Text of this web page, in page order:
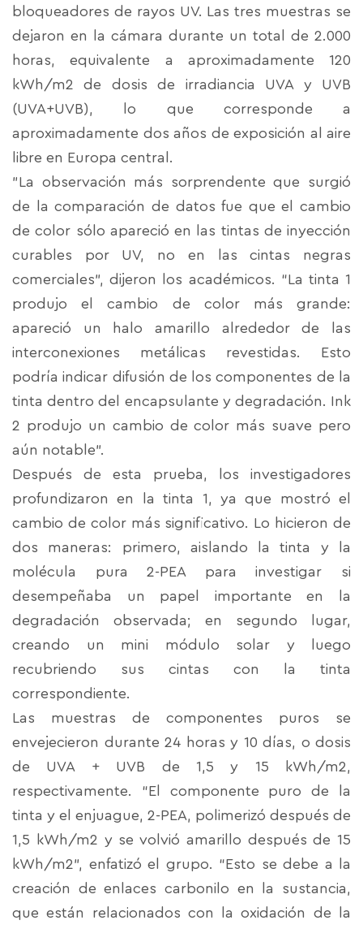
bloqueadores de rayos UV. Las tres muestras se
dejaron en la cámara durante un total de 2.000
horas, equivalente a aproximadamente 120
kWh/m2 de dosis de irradiancia UVA y UVB
(UVA+UVB), lo que corresponde a
aproximadamente dos años de exposición al aire
libre en Europa central.
"La observación más sorprendente que surgió
de la comparación de datos fue que el cambio
de color sólo apareció en las tintas de inyección
curables por UV, no en las cintas negras
comerciales", dijeron los académicos. “La tinta 1
produjo el cambio de color más grande:
apareció un halo amarillo alrededor de las
interconexiones metálicas revestidas. Esto
podría indicar difusión de los componentes de la
tinta dentro del encapsulante y degradación. Ink
2 produjo un cambio de color más suave pero
aún notable”.
Después de esta prueba, los investigadores
profundizaron en la tinta 1, ya que mostró el
cambio de color más significativo. Lo hicieron de
dos maneras: primero, aislando la tinta y la
molécula pura 2-PEA para investigar si
desempeñaba un papel importante en la
degradación observada; en segundo lugar,
creando un mini módulo solar y luego
recubriendo sus cintas con la tinta
correspondiente.
Las muestras de componentes puros se
envejecieron durante 24 horas y 10 días, o dosis
de UVA + UVB de 1,5 y 15 kWh/m2,
respectivamente. “El componente puro de la
tinta y el enjuague, 2-PEA, polimerizó después de
1,5 kWh/m2 y se volvió amarillo después de 15
kWh/m2”, enfatizó el grupo. “Esto se debe a la
creación de enlaces carbonilo en la sustancia,
que están relacionados con la oxidación de la